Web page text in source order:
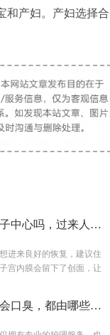
和产妇。产妇选择合
中心吗，过来人告
进来良好的恢复，建议住
宫内膜会留下了创面，让
口臭，都由哪些原